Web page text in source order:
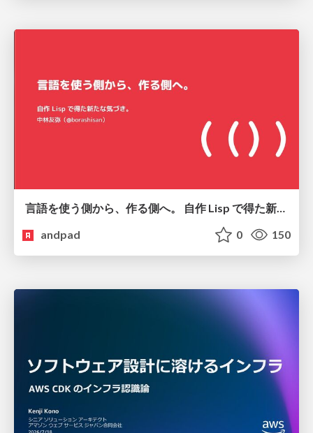
言語を使う側から、作る側へ。 自作 Lisp で得た新たな気づき。
andpad
0 150